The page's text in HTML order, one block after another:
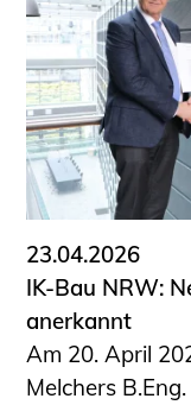
23.04.2026
IK-Bau NRW:
anerkannt
Am 20. April
Melchers